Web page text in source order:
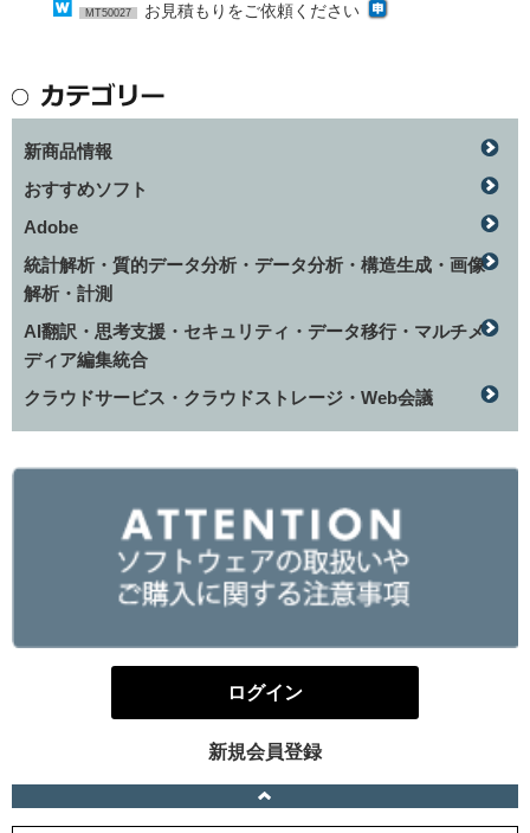
MT50027 お見積もりをご依頼ください
新商品情報
おすすめソフト
Adobe
統計解析・質的データ分析・データ分析・構造生成・画像
解析・計測
AI翻訳・思考支援・セキュリティ・データ移行・マルチメ
ディア編集統合
クラウドサービス・クラウドストレージ・Web会議
ログイン
新規会員登録